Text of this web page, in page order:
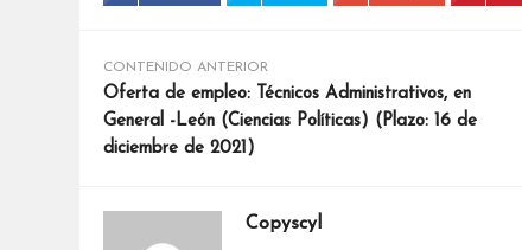
CONTENIDO ANTERIOR
Oferta de empleo: Técnicos Administrativos, en
General -León (Ciencias Políticas) (Plazo: 16 de
diciembre de 2021)
Copyscyl